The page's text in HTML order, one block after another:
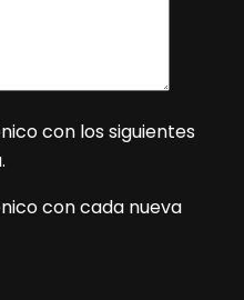
con los siguientes
con cada nueva